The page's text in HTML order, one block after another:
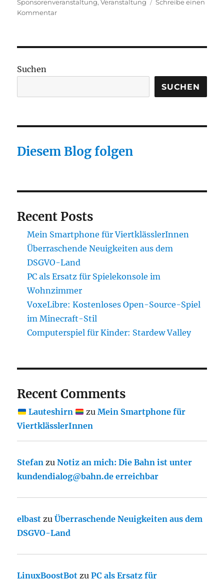
Sponsorenveranstaltung,Veranstaltung
Schreibe einen
Kommentarzu
Suchen
SUCHEN
Diesem Blog folgen
Recent Posts
Mein Smartphone für ViertklässlerInnen
Überraschende Neuigkeiten aus dem
DSGVO-Land
PC als Ersatz für Spielekonsole im
Wohnzimmer
VoxeLibre: Kostenloses Open-Source-Spiel
im Minecraft-Stil
Computerspiel für Kinder: Stardew Valley
Recent Comments
Lauteshirn zu Mein Smartphone für
ViertklässlerInnen
Stefan zuNotiz an mich: Die Bahn ist unter
kundendialog@bahn.de erreichbar
elbast zuÜberraschende Neuigkeiten aus dem
DSGVO-Land
LinuxBoostBot zuPC als Ersatz für